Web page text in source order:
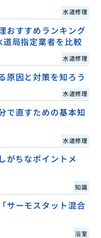
水道修理
おすすめランキング
局指定業者を比較
水道修理
原因と対策を知ろう
水道修理
で直すための基本知
水道修理
がちなポイントメ
知識
サーモスタット混合
浴室